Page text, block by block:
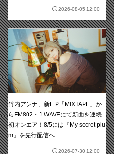
2026-08-05 12:00
竹内アンナ、新E.P「MIXTAPE」か
らFM802・J-WAVEにて新曲を連続
初オンエア！8/5には『My secret plu
m』を先行配信へ
2026-07-30 12:00